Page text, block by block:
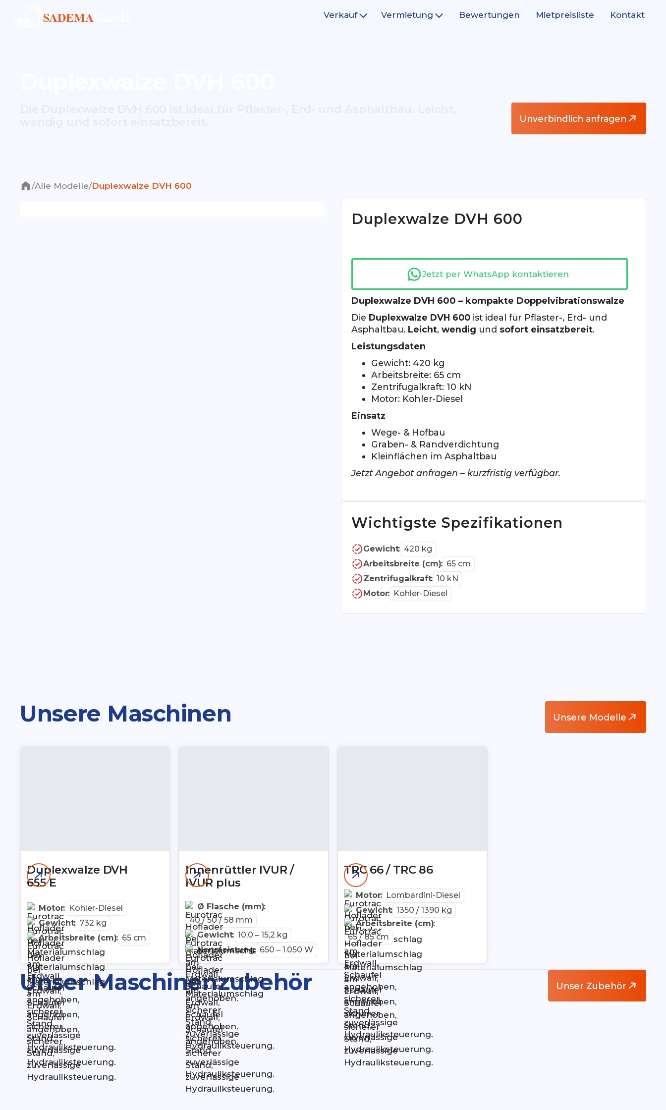
SADEMAGmbH Verkauf Vermietung Bewertungen Mietpreisliste Kontakt
Unverbindlich anfragen
/Alle Modelle/Duplexwalze DVH 600
Duplexwalze DVH 600
Jetzt per WhatsApp kontaktieren
Duplexwalze DVH 600 – kompakte Doppelvibrationswalze
Die Duplexwalze DVH 600 ist ideal für Pflaster-, Erd- und
Asphaltbau. Leicht, wendig und sofort einsatzbereit.
Leistungsdaten
Gewicht: 420 kg
Arbeitsbreite: 65 cm
Zentrifugalkraft: 10 kN
Motor: Kohler‑Diesel
Einsatz
Wege- & Hofbau
Graben- & Randverdichtung
Kleinflächen im Asphaltbau
Jetzt Angebot anfragen – kurzfristig verfügbar.
Wichtigste Spezifikationen
Gewicht: 420 kg
Arbeitsbreite (cm): 65 cm
Zentrifugalkraft: 10 kN
Motor: Kohler-Diesel
Unsere Maschinen Unsere Modelle
Duplexwalze DVH
655 E
Motor: Kohler-Diesel
Gewicht: 732 kg
Arbeitsbreite (cm): 65 cm
Innenrüttler IVUR /
IVUR plus
Ø Flasche (mm):
40 / 50 / 58 mm
Gewicht: 10,0 – 15,2 kg
Nennleistung: 650 – 1.050 W
TRC 66 / TRC 86
Motor: Lombardini-Diesel
Gewicht: 1350 / 1390 kg
Arbeitsbreite (cm):
65 / 85 cm
Unser Maschinenzubehör Unser Zubehör